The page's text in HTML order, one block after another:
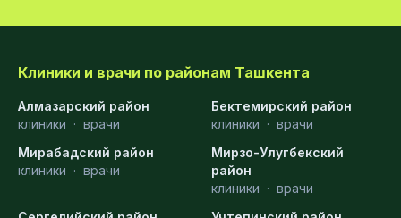
Клиники и врачи по районам Ташкента
Алмазарский район
клиники · врачи
Бектемирский район
клиники · врачи
Мирабадский район
клиники · врачи
Мирзо-Улугбекский
район
клиники · врачи